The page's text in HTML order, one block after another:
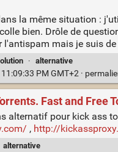
la même situation :
bien. Drôle de
l'antispam mais je suis
· alternative
PM GMT+2 ·
Fast and Free
alternatif pour kick ass
, http://
alternative